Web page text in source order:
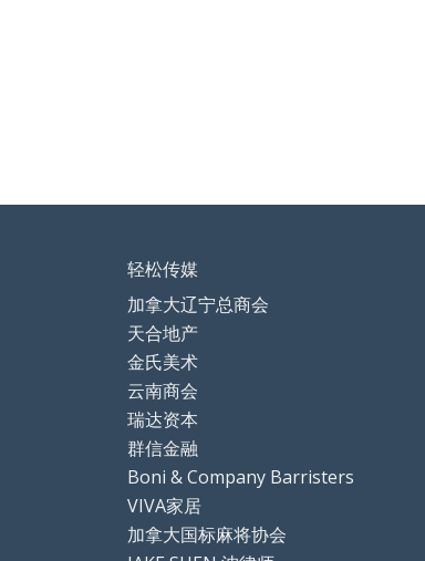
轻松传媒
加拿大辽宁总商会
天合地产
金氏美术
云南商会
瑞达资本
群信金融
Boni & Company Barristers
VIVA家居
加拿大国标麻将协会